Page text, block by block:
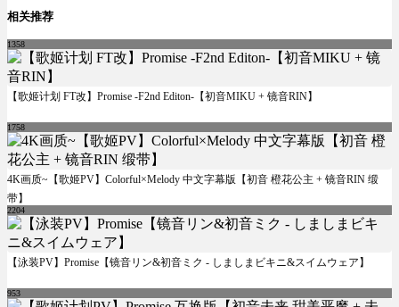
相关推荐
1358
【歌姬计划 FT改】Promise -F2nd Editon-【初音MIKU + 镜音RIN】
1758
4K画质~【歌姬PV】Colorful×Melody 中文字幕版【初音 橙花公主 + 镜音RIN 缎
带】
2204
【泳装PV】Promise【镜音リン&初音ミク - しましまビキニ&スイムウェア】
953